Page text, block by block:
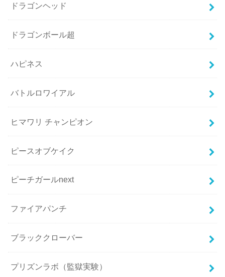
ドラゴンヘッド
ドラゴンボール超
ハピネス
バトルロワイアル
ヒマワリ チャンピオン
ピースオブケイク
ピーチガールnext
ファイアパンチ
ブラッククローバー
プリズンラボ（監獄実験）